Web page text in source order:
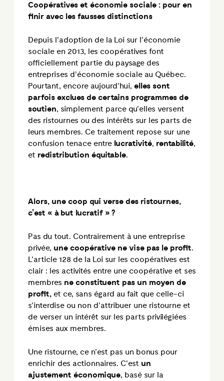
Coopératives et économie sociale : pour en
finir avec les fausses distinctions
Depuis l’adoption de la Loi sur l’économie
sociale en 2013, les coopératives font
officiellement partie du paysage des
entreprises d’économie sociale au Québec.
Pourtant, encore aujourd’hui, elles sont
parfois exclues de certains programmes de
soutien, simplement parce qu’elles versent
des ristournes ou des intérêts sur les parts de
leurs membres. Ce traitement repose sur une
confusion tenace entre lucrativité, rentabilité,
et redistribution équitable.
Alors, une coop qui verse des ristournes,
c’est « à but lucratif » ?
Pas du tout. Contrairement à une entreprise
privée, une coopérative ne vise pas le profit.
L’article 128 de la Loi sur les coopératives est
clair : les activités entre une coopérative et ses
membres ne constituent pas un moyen de
profit, et ce, sans égard au fait que celle-ci
s’interdise ou non d’attribuer une ristourne et
de verser un intérêt sur les parts privilégiées
émises aux membres.
Une ristourne, ce n’est pas un bonus pour
enrichir des actionnaires. C’est un
ajustement économique, basé sur la